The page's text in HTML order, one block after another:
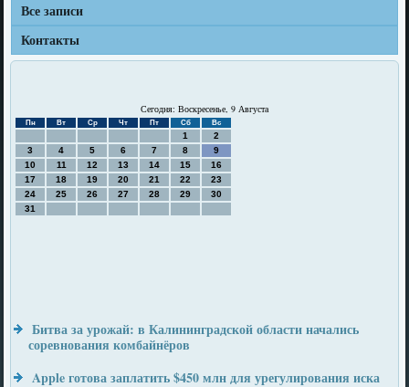
Все записи
Контакты
Сегодня: Воскресенье, 9 Августа
Пн Вт Ср Чт Пт Сб Вс
1
2
3
4 5 6 7 8
9
10
11 12 13 14 15
16
17
18 19 20 21 22
23
24
25 26 27 28 29
30
31
Битва за урожай: в Калининградской области начались
соревнования комбайнёров
Apple готова заплатить $450 млн для урегулирования иска